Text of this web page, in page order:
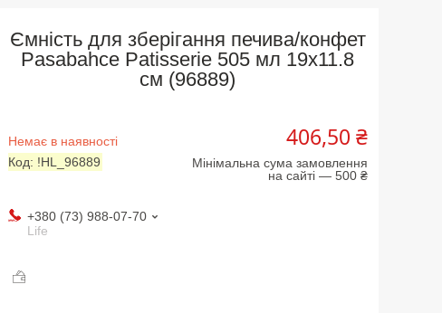
Ємність для зберігання печива/конфет
Pasabahce Patisserie 505 мл 19х11.8
см (96889)
Немає в наявності
Код: !HL_96889
406,50 ₴
Мінімальна сума замовлення
на сайті — 500 ₴
+380 (73) 988-07-70
Life